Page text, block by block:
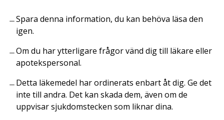
Spara denna information, du kan behöva läsa den
igen.
Om du har ytterligare frågor vänd dig till läkare eller
apotekspersonal.
Detta läkemedel har ordinerats enbart åt dig. Ge det
inte till andra. Det kan skada dem, även om de
uppvisar sjukdomstecken som liknar dina.